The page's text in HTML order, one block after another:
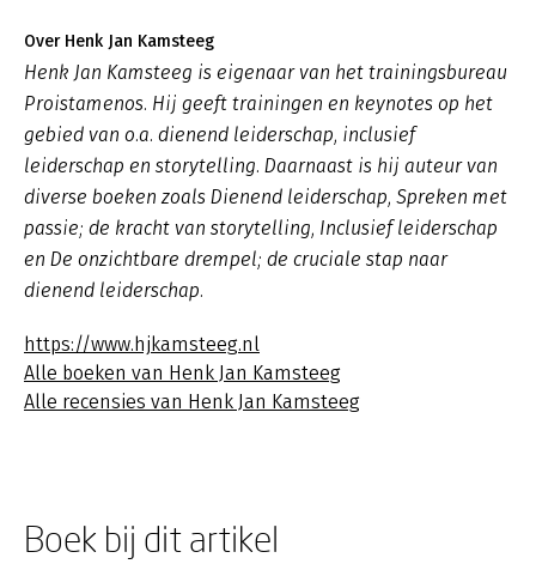
Over Henk Jan Kamsteeg
Henk Jan Kamsteeg is eigenaar van het trainingsbureau
Proistamenos. Hij geeft trainingen en keynotes op het
gebied van o.a. dienend leiderschap, inclusief
leiderschap en storytelling. Daarnaast is hij auteur van
diverse boeken zoals Dienend leiderschap, Spreken met
passie; de kracht van storytelling, Inclusief leiderschap
en De onzichtbare drempel; de cruciale stap naar
dienend leiderschap.
https://www.hjkamsteeg.nl
Alle boeken van Henk Jan Kamsteeg
Alle recensies van Henk Jan Kamsteeg
Boek bij dit artikel